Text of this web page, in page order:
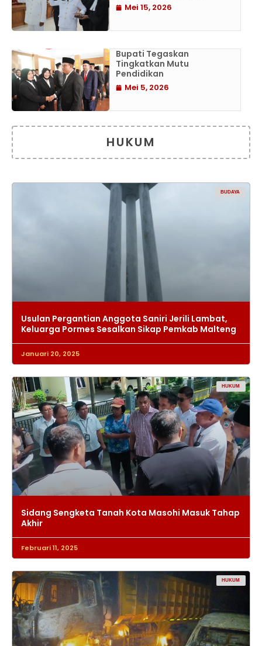
Mei 15, 2026
Bupati Tegaskan
Tingkatkan Mutu
Pendidikan
Mei 5, 2026
HUKUM
BUDAYA
Usulan Pergantian Anggota Saniri Jerili Lambat,
Keluarga Pormes Sesalkan Sikap Pemkab Malteng
Januari 20, 2025
HUKUM
Sidang Sengketa Tanah Kota Masohi Masuk Tahap
Akhir
Februari 11, 2025
HUKUM